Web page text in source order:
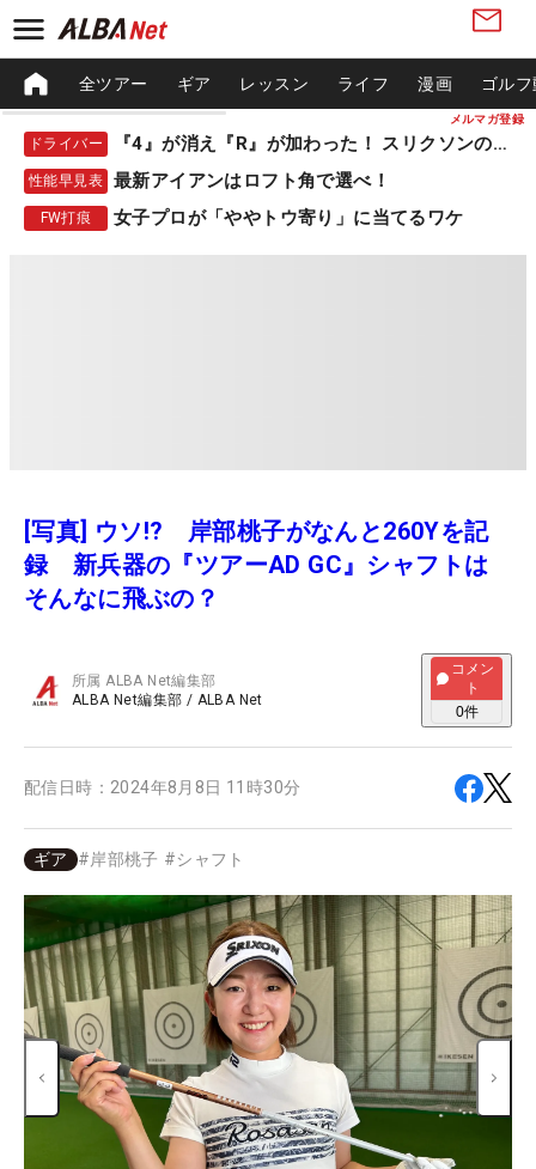
メルマガ登録
全ツアー ギア レッスン ライフ 漫画 ゴル
ドライバー 『4』が消え『R』が加わった！ スリクソンの新作
性能早見表 最新アイアンはロフト角で選べ！
FW打痕 女子プロが「ややトウ寄り」に当てるワケ
[写真] ウソ!? 岸部桃子がなんと260Yを記
録 新兵器の『ツアーAD GC』シャフトは
そんなに飛ぶの？
所属ALBA Net編集部
ALBA Net編集部 / ALBA Net
コメン
ト
0件
配信日時： 2024年8月8日 11時30分
ギア #岸部桃子 #シャフト